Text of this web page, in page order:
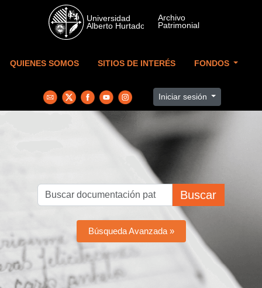
Skip to main content
QUIENES SOMOS SITIOS DE INTERÉS FONDOS
Iniciar sesión
Buscar
Búsqueda Avanzada »